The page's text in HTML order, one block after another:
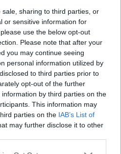
sharing to third parties, or
or sensitive information for
use the below opt-out
Please note that after your
you may continue seeing
personal information utilized by
to third parties prior to
opt-out of the further
by third parties on the
This information may
parties on the IAB’s List of
may further disclose it to other
«Δεν ήταν οικονομικό
υποστηρίζει ο
του 55χρονου που
τη σορό του πατέρα του σε
δήλωσε ότι ο πελάτης του είχε
εξαιρετικά έντονη συναισθηματική
από τους γονείς του
26χρονος απείλησε να
τη μητέρα του και
τον αδελφό του για το